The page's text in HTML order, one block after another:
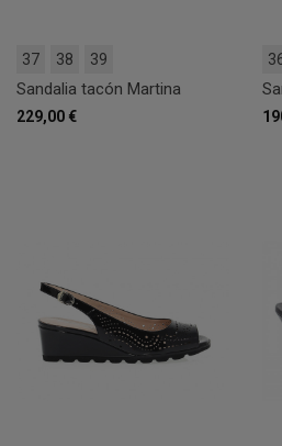
37 38 39
Sandalia tacón Martina
229,00 €